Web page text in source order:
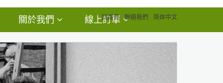
回首頁 聯絡我們 简体中文
關於我們 線上訂單